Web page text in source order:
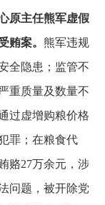
原主任熊军虚假
贿案。 熊军违规
全隐患；监管不
重质量及数量不
过虚增购粮价格
罪；在粮食代
赂27万余元，涉
问题，被开除党